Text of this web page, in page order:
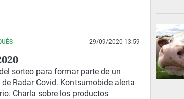
29/09/2020 13:59
sorteo para formar parte de un
Radar Covid. Kontsumobide alerta
Charla sobre los productos